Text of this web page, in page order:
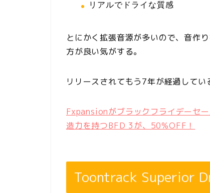
リアルでドライな質感
とにかく拡張音源が多いので、音作
方が良い気がする。
リリースされてもう7年が経過してい
Fxpansionがブラックフライデーセ
造力を持つBFD 3が、50%OFF！
Toontrack Superior